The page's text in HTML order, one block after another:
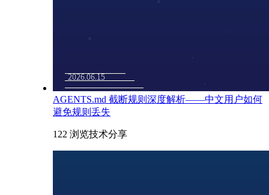
AGENTS.md 截断规则深度解析——中文用户如何
避免规则丢失
122 浏览技术分享